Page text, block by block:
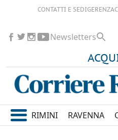
CONTATTI E SEDIGERENZA
Newsletters
RIMINI RAVENNA